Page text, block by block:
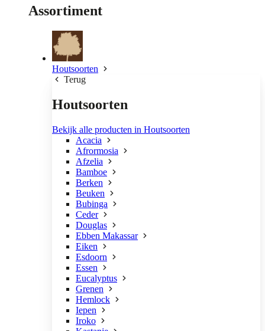
Assortiment
Houtsoorten
Terug
Houtsoorten
Bekijk alle producten in Houtsoorten
Acacia
Afrormosia
Afzelia
Bamboe
Berken
Beuken
Bubinga
Ceder
Douglas
Ebben Makassar
Eiken
Esdoorn
Essen
Eucalyptus
Grenen
Hemlock
Iepen
Iroko